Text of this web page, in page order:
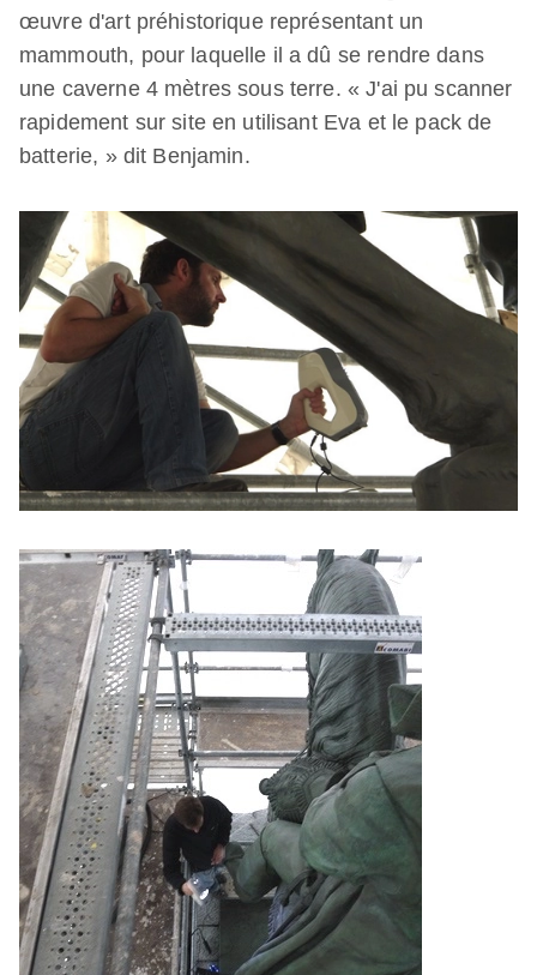
œuvre d'art préhistorique représentant un
mammouth, pour laquelle il a dû se rendre dans
une caverne 4 mètres sous terre. « J'ai pu scanner
rapidement sur site en utilisant Eva et le pack de
batterie, » dit Benjamin.